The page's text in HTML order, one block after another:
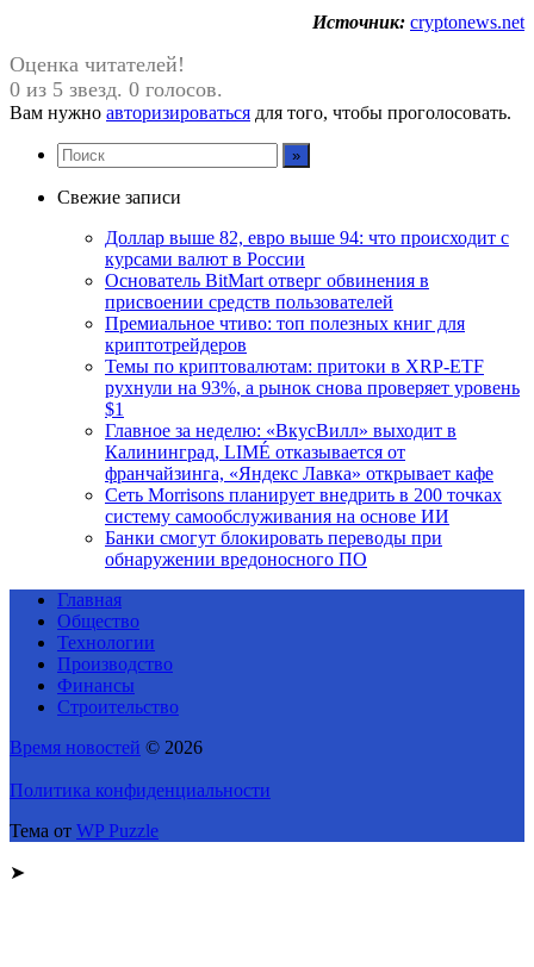
Источник: cryptonews.net
Оценка читателей!
0 из 5 звезд. 0 голосов.
Вам нужно авторизироваться для того, чтобы проголосовать.
Свежие записи
Доллар выше 82, евро выше 94: что происходит с
курсами валют в России
Основатель BitMart отверг обвинения в
присвоении средств пользователей
Премиальное чтиво: топ полезных книг для
криптотрейдеров
Темы по криптовалютам: притоки в XRP-ETF
рухнули на 93%, а рынок снова проверяет уровень
$1
Главное за неделю: «ВкусВилл» выходит в
Калининград, LIMÉ отказывается от
франчайзинга, «Яндекс Лавка» открывает кафе
Сеть Morrisons планирует внедрить в 200 точках
систему самообслуживания на основе ИИ
Банки смогут блокировать переводы при
обнаружении вредоносного ПО
Главная
Общество
Технологии
Производство
Финансы
Строительство
Время новостей © 2026
Политика конфиденциальности
Тема от WP Puzzle
➤